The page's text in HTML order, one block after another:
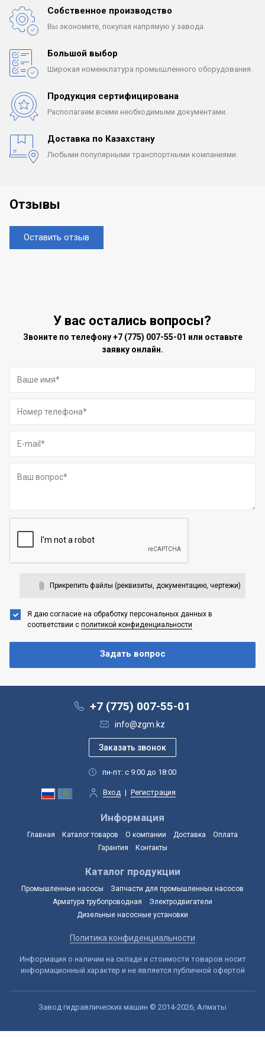
Собственное производство
Вы экономите, покупая напрямую у завода.
Большой выбор
Широкая номенклатура промышленного оборудования.
Продукция сертифицирована
Располагаем всеми необходимыми документами.
Доставка по Казахстану
Любыми популярными транспортными компаниями.
Отзывы
Оставить отзыв
У вас остались вопросы?
Звоните по телефону+7 (775) 007-55-01 или оставьте
заявку онлайн.
Прикрепить файлы (реквизиты, документацию, чертежи)
Я даю согласие на обработку персональных данных в
соответствии с политикой конфиденциальности
+7 (775) 007-55-01
info@zgm.kz
пн-пт: с 9:00 до 18:00
Вход | Регистрация
Информация
Главная Каталог товаров О компании Доставка
Оплата
Гарантия
Контакты
Каталог продукции
Промышленные насосы
Запчасти для промышленных насосов
Арматура трубопроводная
Электродвигатели
Дизельные насосные установки
Политика конфиденциальности
Информация о наличии на складе и стоимости товаров носит
информационный характер и не является публичной офертой
Завод гидравлических машин © 2014-2026, Алматы